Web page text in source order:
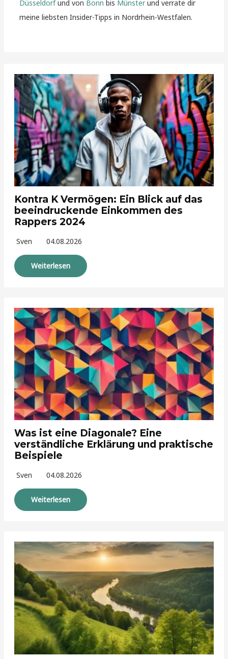
Düsseldorfund von Bonn bis Münsterund verrate dir
meine liebsten Insider-Tipps in Nordrhein-Westfalen.
Kontra K Vermögen: Ein Blick auf das
beeindruckende Einkommen des
Rappers 2024
Sven 04.08.2026
Weiterlesen
Was ist eine Diagonale? Eine
verständliche Erklärung und praktische
Beispiele
Sven 04.08.2026
Weiterlesen